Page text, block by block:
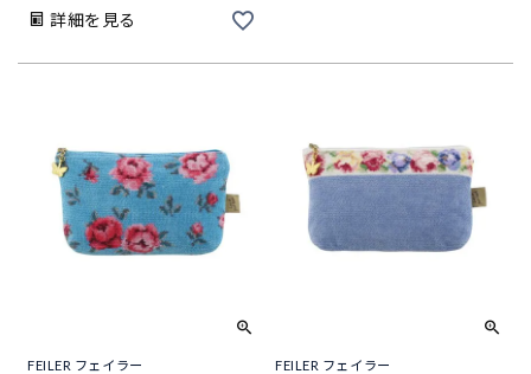
詳細を見る
FEILER フェイラー FEILER フェイラー